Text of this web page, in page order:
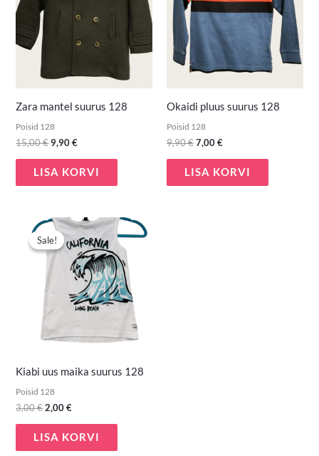
Zara mantel suurus 128
Poisid 128
15,00€ 9,90€
LISA KORVI
Okaidi pluus suurus 128
Poisid 128
9,90€7,00€
LISA KORVI
Sale!
Sale!
Kiabi uus maika suurus 128
Poisid 128
3,00€
Algne
hind
oli:
3,00 €.
2,00€
Praegune
on:
2,00 €.
LISA KORVI